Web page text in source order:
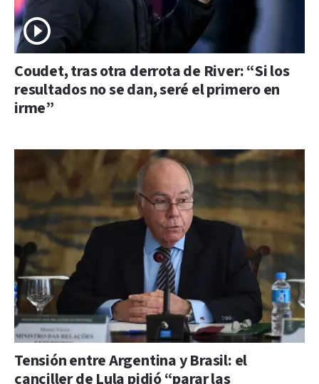
Coudet, tras otra derrota de River: “Si los
resultados no se dan, seré el primero en
irme”
Tensión entre Argentina y Brasil: el
canciller de Lula pidió “parar las